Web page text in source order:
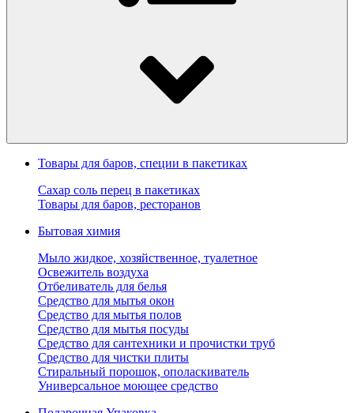
Товары для баров, специи в пакетиках
Сахар соль перец в пакетиках
Товары для баров, ресторанов
Бытовая химия
Мыло жидкое, хозяйственное, туалетное
Освежитель воздуха
Отбеливатель для белья
Средство для мытья окон
Средство для мытья полов
Средство для мытья посуды
Средство для сантехники и прочистки труб
Средство для чистки плиты
Стиральный порошок, ополаскиватель
Универсальное моющее средство